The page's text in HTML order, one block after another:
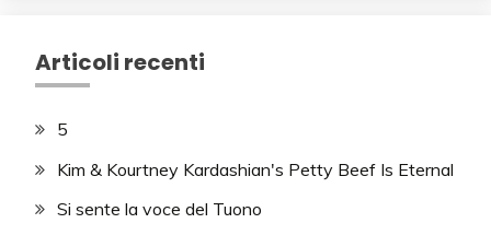
Articoli recenti
5
Kim & Kourtney Kardashian's Petty Beef Is Eternal
Si sente la voce del Tuono